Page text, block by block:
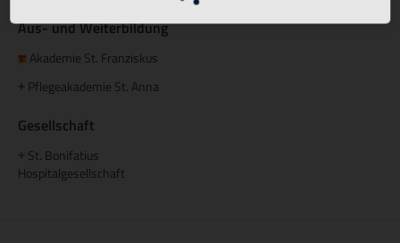
Aus- und Weiterbildung
Akademie St. Franziskus
+ Pflegeakademie St. Anna
Gesellschaft
St. Bonifatius
Hospitalgesellschaft